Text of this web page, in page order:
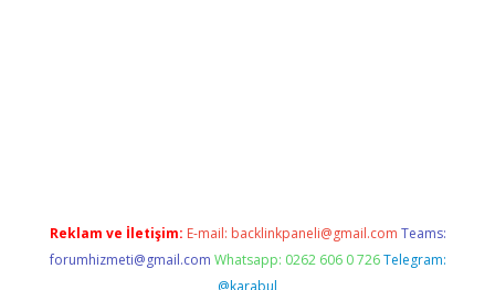
Reklam ve İletişim: E-mail: backlinkpaneli@gmail.com Teams:
forumhizmeti@gmail.com Whatsapp: 0262 606 0 726 Telegram:
@karabul